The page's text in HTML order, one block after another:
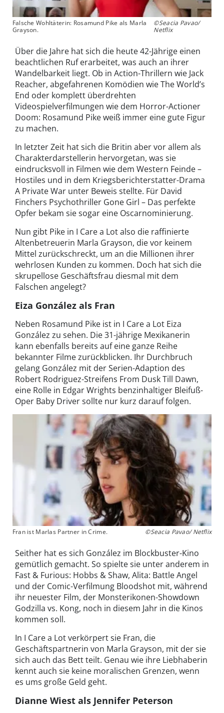
Falsche Wohltäterin: Rosamund Pike als Marla
Grayson.
©Seacia Pavao/
Netflix
Über die Jahre hat sich die heute 42-Jährige einen
beachtlichen Ruf erarbeitet, was auch an ihrer
Wandelbarkeit liegt. Ob in Action-Thrillern wie Jack
Reacher, abgefahrenen Komödien wie The World’s
End oder komplett überdrehten
Videospielverfilmungen wie dem Horror-Actioner
Doom: Rosamund Pike weiß immer eine gute Figur
zu machen.
In letzter Zeit hat sich die Britin aber vor allem als
Charakterdarstellerin hervorgetan, was sie
eindrucksvoll in Filmen wie dem Western Feinde –
Hostiles und in dem Kriegsberichterstatter-Drama
A Private War unter Beweis stellte. Für David
Finchers Psychothriller Gone Girl – Das perfekte
Opfer bekam sie sogar eine Oscarnominierung.
Nun gibt Pike in I Care a Lot also die raffinierte
Altenbetreuerin Marla Grayson, die vor keinem
Mittel zurückschreckt, um an die Millionen ihrer
wehrlosen Kunden zu kommen. Doch hat sich die
skrupellose Geschäftsfrau diesmal mit dem
Falschen angelegt?
Eiza González als Fran
Neben Rosamund Pike ist in I Care a Lot Eiza
González zu sehen. Die 31-jährige Mexikanerin
kann ebenfalls bereits auf eine ganze Reihe
bekannter Filme zurückblicken. Ihr Durchbruch
gelang González mit der Serien-Adaption des
Robert Rodriguez-Streifens From Dusk Till Dawn,
eine Rolle in Edgar Wrights benzinhaltiger Bleifuß-
Oper Baby Driver sollte nur kurz darauf folgen.
Fran ist Marlas Partner in Crime. ©Seacia Pavao/ Netflix
Seither hat es sich González im Blockbuster-Kino
gemütlich gemacht. So spielte sie unter anderem in
Fast & Furious: Hobbs & Shaw, Alita: Battle Angel
und der Comic-Verfilmung Bloodshot mit, während
ihr neuester Film, der Monsterikonen-Showdown
Godzilla vs. Kong, noch in diesem Jahr in die Kinos
kommen soll.
In I Care a Lot verkörpert sie Fran, die
Geschäftspartnerin von Marla Grayson, mit der sie
sich auch das Bett teilt. Genau wie ihre Liebhaberin
kennt auch sie keine moralischen Grenzen, wenn
es ums große Geld geht.
Dianne Wiest als Jennifer Peterson